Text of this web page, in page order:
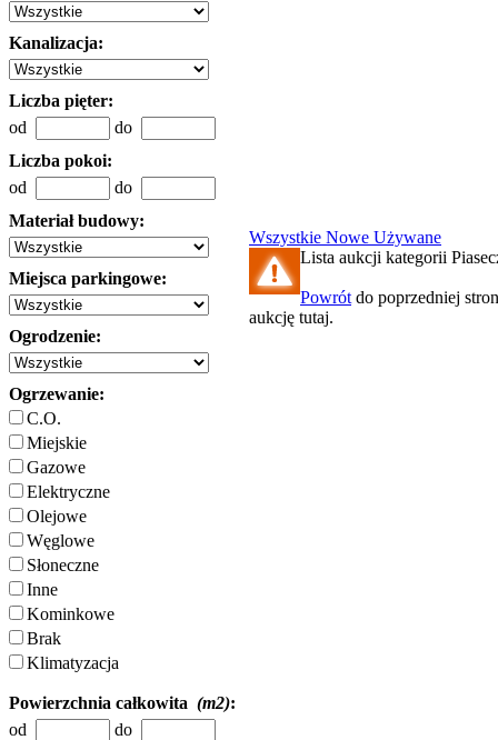
Kanalizacja:
Liczba pięter:
od
do
Liczba pokoi:
od
do
Materiał budowy:
Miejsca parkingowe:
Ogrodzenie:
Ogrzewanie:
C.O.
Miejskie
Gazowe
Elektryczne
Olejowe
Węglowe
Słoneczne
Inne
Kominkowe
Brak
Klimatyzacja
Powierzchnia całkowita (m2):
od
do
Wszystkie Nowe Używane
Lista aukcji kategorii
Powrót do poprzedniej
aukcję tutaj.